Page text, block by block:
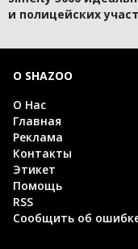
и полицейских
О SHAZOO
О Нас
Главная
Реклама
Контакты
Этикет
Помощь
RSS
Сообщить об